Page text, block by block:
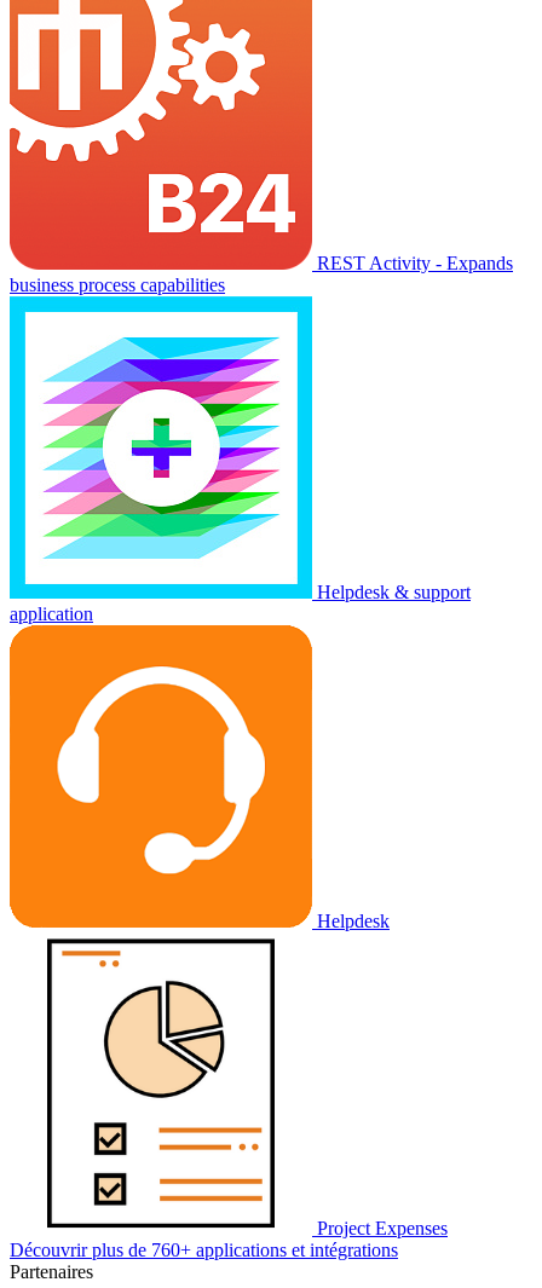
REST Activity - Expands
business process capabilities
Helpdesk & support
application
Helpdesk
Project Expenses
Découvrir plus de 760+ applications et intégrations
Partenaires